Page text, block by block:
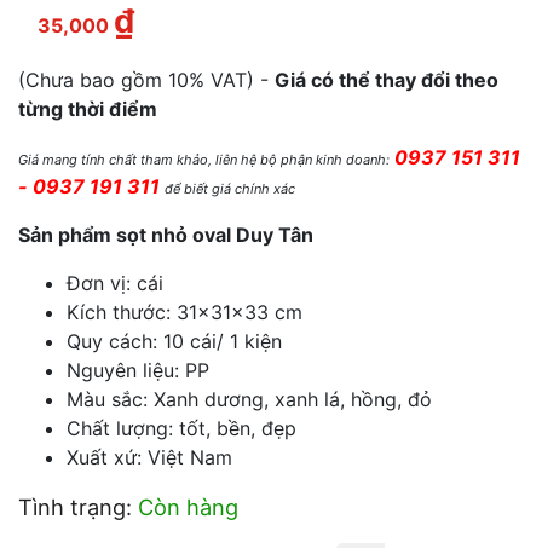
35,000 ₫
(Chưa bao gồm 10% VAT) - Giá có thể thay đổi theo
từng thời điểm
Giá mang tính chất tham khảo, liên hệ bộ phận kinh doanh: 0937 151 311
- 0937 191 311 để biết giá chính xác
Sản phẩm sọt nhỏ oval Duy Tân
Đơn vị: cái
Kích thước: 31×31×33 cm
Quy cách: 10 cái/ 1 kiện
Nguyên liệu: PP
Màu sắc: Xanh dương, xanh lá, hồng, đỏ
Chất lượng: tốt, bền, đẹp
Xuất xứ: Việt Nam
Tình trạng: Còn hàng